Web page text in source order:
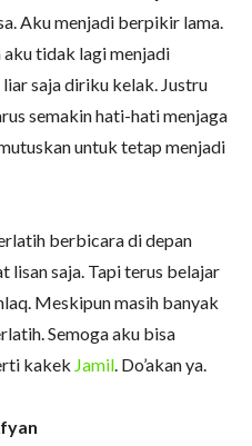
Aku menjadi berpikir lama.
aku tidak lagi menjadi
saja diriku kelak. Justru
semakin hati-hati menjaga
untuk tetap menjadi
berbicara di depan
lisan saja. Tapi terus belajar
Meskipun masih banyak
Semoga aku bisa
kakek Jamil . Do’akan ya.